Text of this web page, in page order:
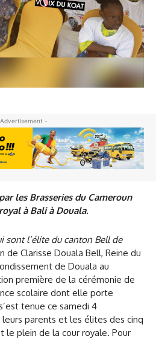
-
les Brasseries du Cameroun
à Bali à Douala.
sont l’élite du canton Bell de
de Clarisse Douala Bell, Reine du
de Douala au
première de la cérémonie de
scolaire dont elle porte
tenue ce samedi 4
parents et les élites des cinq
le plein de la cour royale. Pour